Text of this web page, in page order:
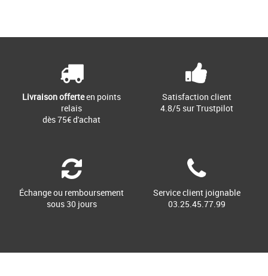
Livraison offerteen points
relais
dès 75€ d'achat
Satisfaction client
4.8/5 sur Trustpilot
Échange ou remboursement
sous 30 jours
Service client joignable
03.25.45.77.99